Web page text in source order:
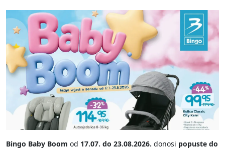
Bingo Baby Boom od 17.07. do 23.08.2026. donosi popuste do